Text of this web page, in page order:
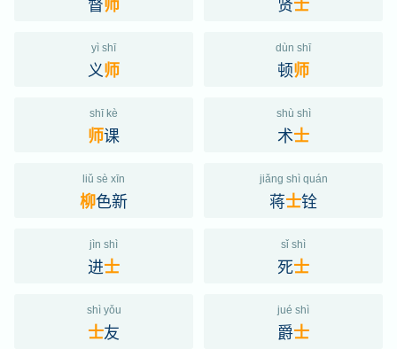
yì shī
义师
dùn shī
顿师
shī kè
师课
shù shì
术士
liǔ sè xīn
柳色新
jiǎng shì quán
蒋士铨
jìn shì
进士
sǐ shì
死士
shì yǒu
士友
jué shì
爵士